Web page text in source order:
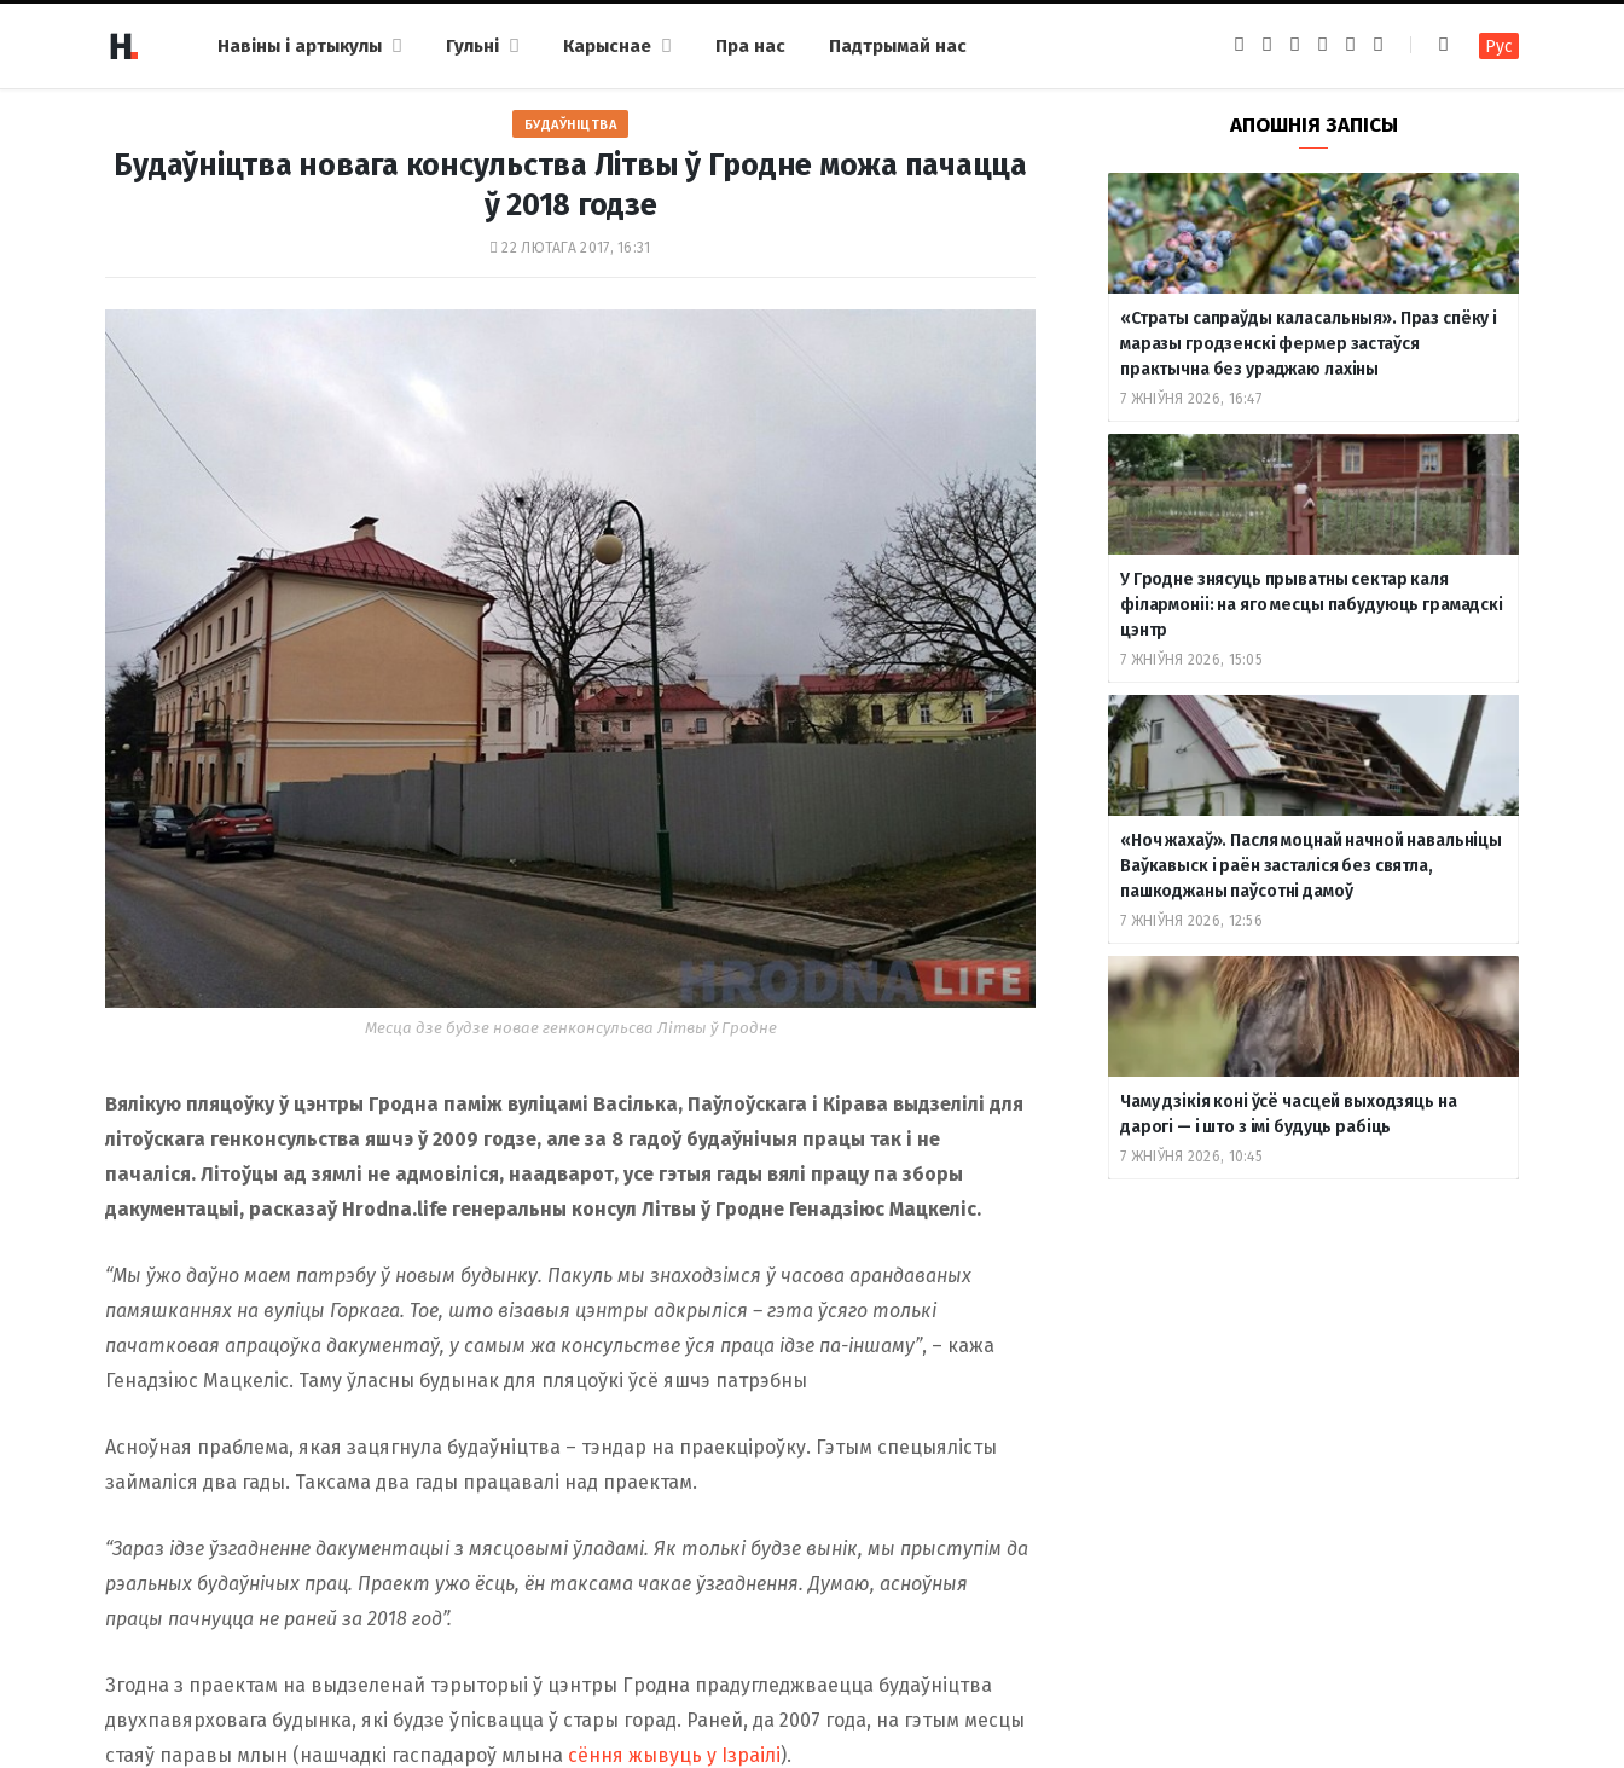
Навіны і артыкулы Гульні Карыснае Пра нас Падтрымай нас
b
o
k
a
g
a
m
g
r
a
m
u
b
т
а
т
е
Рус
БУДАЎНІЦТВА
Будаўніцтва новага консульства Літвы ў Гродне можа пачацца
ў 2018 годзе
22 ЛЮТАГА 2017, 16:31
Месца дзе будзе новае генконсульсва Лiтвы ў Гродне
Вялікую пляцоўку ў цэнтры Гродна паміж вуліцамі Васілька, Паўлоўскага і Кірава выдзелілі для
літоўскага генконсульства яшчэ ў 2009 годзе, але за 8 гадоў будаўнічыя працы так і не
пачаліся. Літоўцы ад зямлі не адмовіліся, наадварот, усе гэтыя гады вялі працу па зборы
дакументацыі, расказаў Hrodna.life генеральны консул Літвы ў Гродне Генадзiюс Мацкелiс.
“Мы ўжо даўно маем патрэбу ў новым будынку. Пакуль мы знаходзімся ў часова арандаваных
памяшканнях на вуліцы Горкага. Тое, што візавыя цэнтры адкрыліся – гэта ўсяго толькі
пачатковая апрацоўка дакументаў, у самым жа консульстве ўся праца ідзе па-іншаму”, – кажа
Генадзiюс Мацкелiс. Таму ўласны будынак для пляцоўкі ўсё яшчэ патрэбны
Асноўная праблема, якая зацягнула будаўніцтва – тэндар на праекціроўку. Гэтым спецыялісты
займаліся два гады. Таксама два гады працавалі над праектам.
“Зараз ідзе ўзгадненне дакументацыі з мясцовымі ўладамі. Як толькі будзе вынік, мы прыступім да
рэальных будаўнічых прац. Праект ужо ёсць, ён таксама чакае ўзгаднення. Думаю, асноўныя
працы пачнуцца не раней за 2018 год”.
Згодна з праектам на выдзеленай тэрыторыі ў цэнтры Гродна прадугледжваецца будаўніцтва
двухпавярховага будынка, які будзе ўпісвацца ў стары горад. Раней, да 2007 года, на гэтым месцы
стаяў паравы млын (нашчадкі гаспадароў млына сёння жывуць у Ізраілі).
АПОШНІЯ ЗАПІСЫ
«Страты сапраўды каласальныя». Праз спёку і
маразы гродзенскі фермер застаўся
практычна без ураджаю лахіны
7 ЖНІЎНЯ 2026, 16:47
У Гродне знясуць прыватны сектар каля
філармоніі: на яго месцы пабудуюць грамадскі
цэнтр
7 ЖНІЎНЯ 2026, 15:05
«Ноч жахаў». Пасля моцнай начной навальніцы
Ваўкавыск і раён засталіся без святла,
пашкоджаны паўсотні дамоў
7 ЖНІЎНЯ 2026, 12:56
Чаму дзікія коні ўсё часцей выходзяць на
дарогі — і што з імі будуць рабіць
7 ЖНІЎНЯ 2026, 10:45